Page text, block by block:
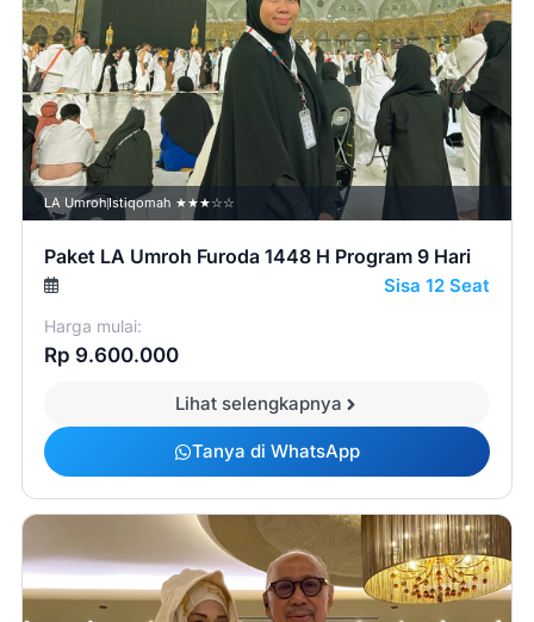
LA UmrohIstiqomah ★★★☆☆
Paket LA Umroh Furoda 1448 H Program 9 Hari
Sisa 12 Seat
Harga mulai:
Rp 9.600.000
Lihat selengkapnya
Tanya di WhatsApp